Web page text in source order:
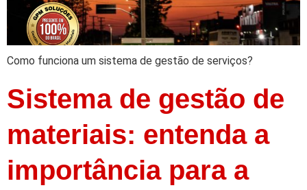
Como funciona um sistema de gestão de serviços?
Sistema de gestão de
materiais: entenda a
importância para a